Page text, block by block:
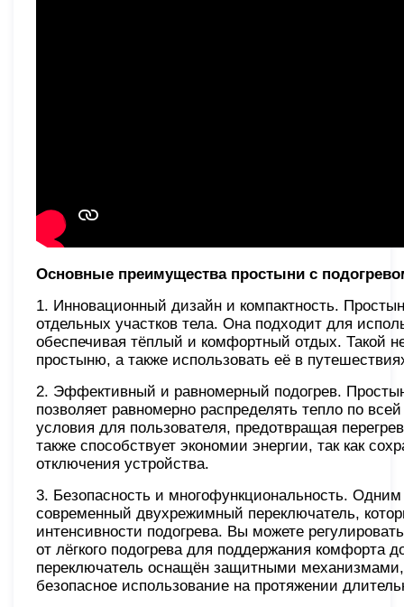
Основные преимущества простыни с
1. Инновационный дизайн и компактность.
отдельных участков тела. Она подходит для
обеспечивая тёплый и комфортный отдых. Такой
простыню, а также использовать её в
2. Эффективный и равномерный подогрев.
позволяет равномерно распределять тепло по
условия для пользователя, предотвращая
также способствует экономии энергии, так как
отключения устройства.
3. Безопасность и многофункциональность.
современный двухрежимный переключатель,
интенсивности подогрева. Вы можете
от лёгкого подогрева для поддержания комфорта
переключатель оснащён защитными
безопасное использование на протяжении